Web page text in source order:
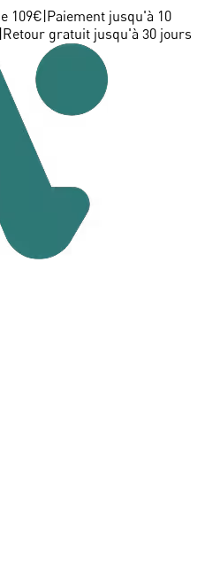
109€ Paiement jusqu'à 10
Retour gratuit jusqu'à 30 jours